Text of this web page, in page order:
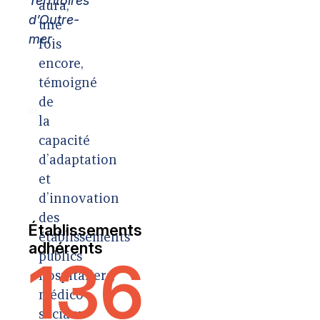
aura,
une
fois
encore,
témoigné
de
la
capacité
d’adaptation
et
d’innovation
des
établissements
publics
hospitaliers,
médico-
sociaux
d’Outre-
mer
Établissements
adhérents
136